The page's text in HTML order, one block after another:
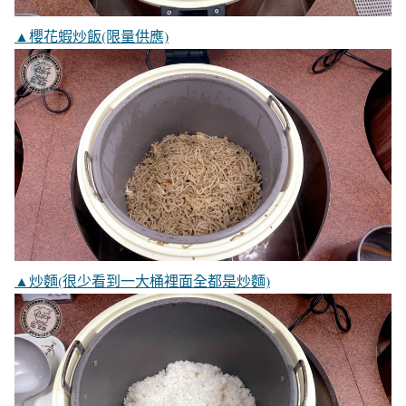
▲櫻花蝦炒飯(限量供應)
▲炒麵(很少看到一大桶裡面全都是炒麵)